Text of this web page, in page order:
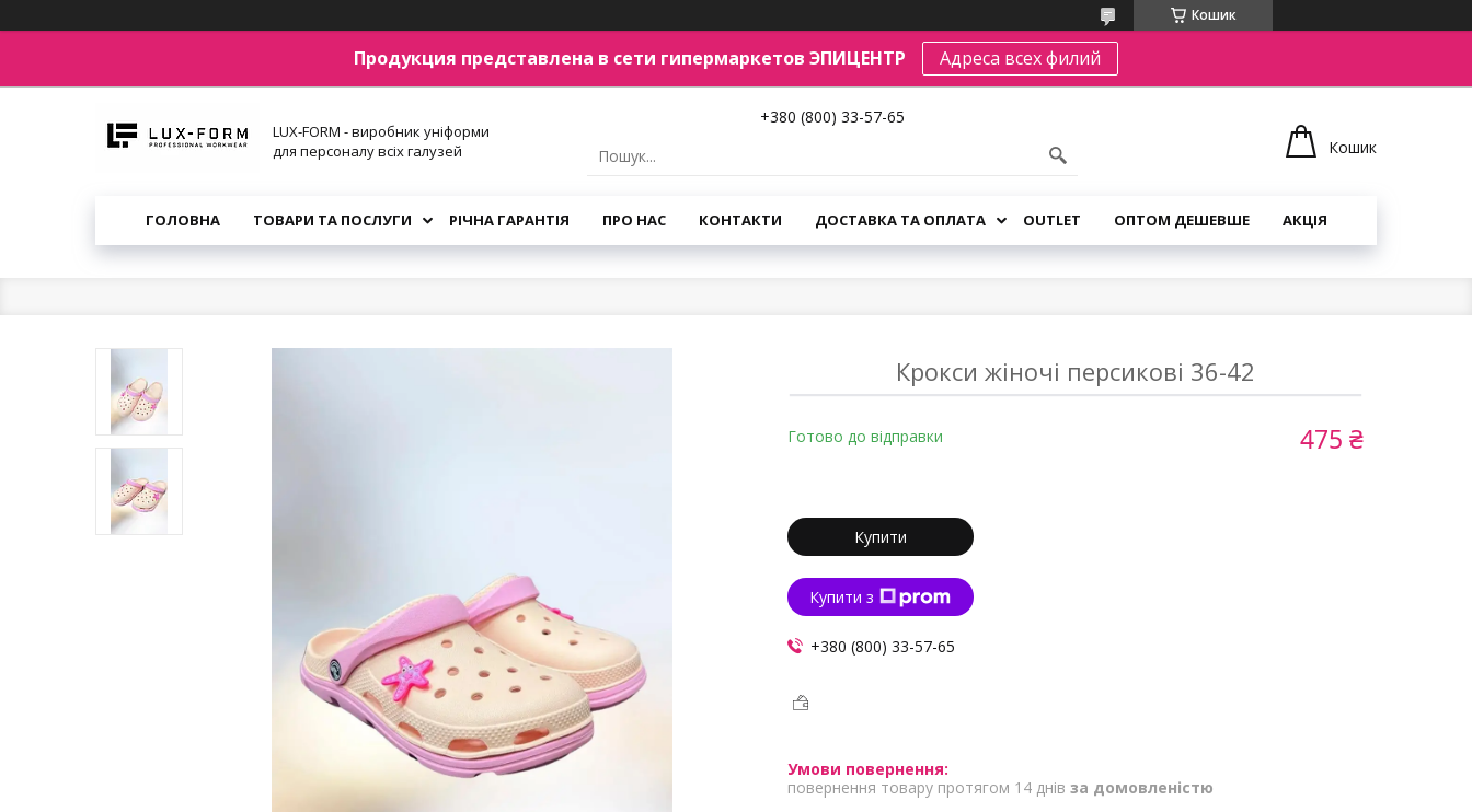
Кошик
Продукция представлена в сети гипермаркетов ЭПИЦЕНТР Адреса всех филий
LUX-FORM - виробник уніформи
для персоналу всіх галузей
+380 (800) 33-57-65
Кошик
ГОЛОВНА ТОВАРИ ТА ПОСЛУГИ РІЧНА ГАРАНТІЯ ПРО НАС КОНТАКТИ ДОСТАВКА ТА ОПЛАТА OUTLET ОПТОМ ДЕШЕВШЕ АКЦІЯ
Крокси жіночі персикові 36-42
Готово до відправки 475 ₴
Купити
Купити з
+380 (800) 33-57-65
повернення товару протягом 14 днів за домовленістю